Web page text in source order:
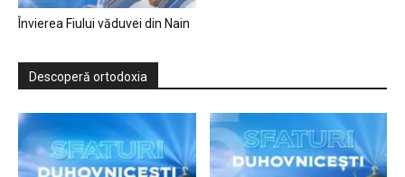
Învierea Fiului văduvei din Nain
Descoperă ortodoxia